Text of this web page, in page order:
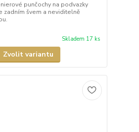
punčochy na podvazky
zadním švem a neviditelně
Skladem 17 ks
Zvolit variantu